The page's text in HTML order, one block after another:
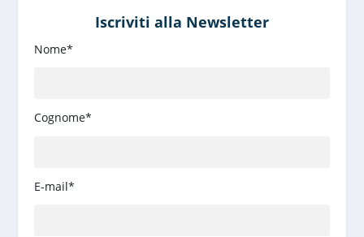
Iscriviti alla Newsletter
Nome*
Cognome*
E-mail*